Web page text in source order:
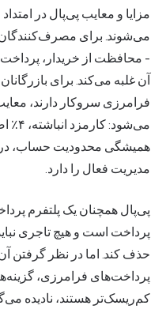
مزایا و معایب پی‌پال در
می‌شوند. برای
- محافظت از خریدار، پرداخت
آن غلبه می‌کند. برای
فرامرزی سروکار دارند،
همیشگی محدودیت حساب،
مدیریت فعال را دارد.
پی‌پال همچنان یک پلتفرم
پرداخت است و هیچ تاجری
حذف کند. اما در نظر گرفتن آن
پرداخت‌های فرامرزی،
کم‌ریسک‌تر هستند، نادیده